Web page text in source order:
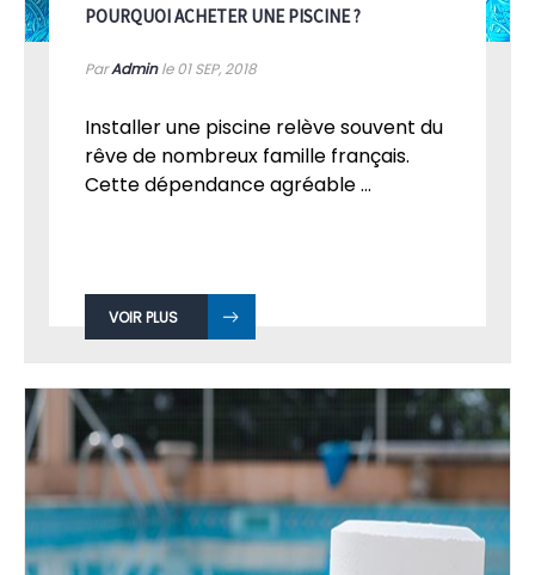
POURQUOI ACHETER UNE PISCINE ?
ParAdminle 01SEP, 2018
Installer une piscine relève souvent du
rêve de nombreux famille français.
Cette dépendance agréable ...
VOIR PLUS